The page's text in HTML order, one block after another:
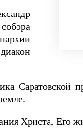
Саратовской
Христа, Его